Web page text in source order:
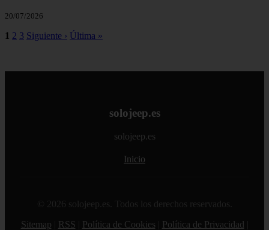
20/07/2026
1 2 3 Siguiente › Última »
solojeep.es
solojeep.es
Inicio
© 2026 solojeep.es. Todos los derechos reservados.
Sitemap
RSS Política de Cookies Política de Privacidad